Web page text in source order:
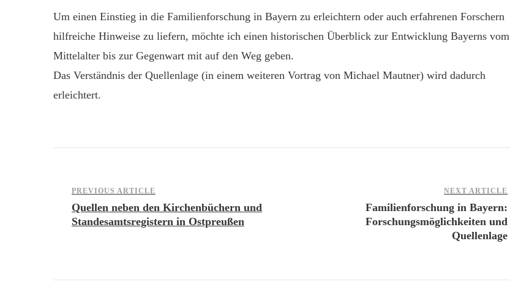
Um einen Einstieg in die Familienforschung in Bayern zu erleichtern oder auch erfahrenen Forschern
hilfreiche Hinweise zu liefern, möchte ich einen historischen Überblick zur Entwicklung Bayerns vom
Mittelalter bis zur Gegenwart mit auf den Weg geben.
Das Verständnis der Quellenlage (in einem weiteren Vortrag von Michael Mautner) wird dadurch
erleichtert.
Post
Navigation
PREVIOUS ARTICLE
Quellen neben den Kirchenbüchern und
Standesamtsregistern in Ostpreußen
NEXT ARTICLE
Familienforschung in Bayern:
Forschungsmöglichkeiten und
Quellenlage